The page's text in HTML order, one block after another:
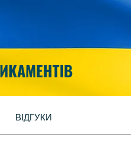
ВІДГУКИ